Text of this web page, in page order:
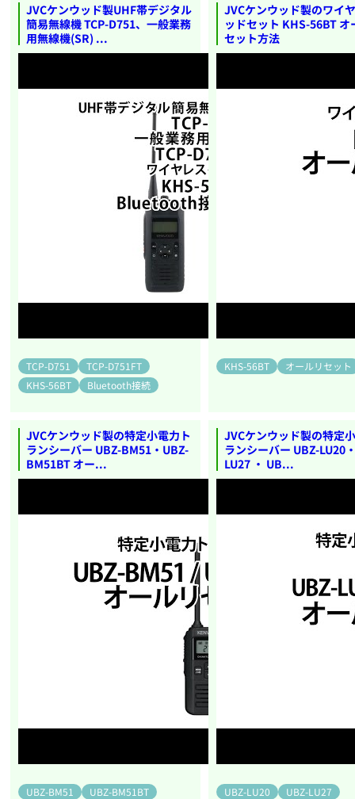
JVCケンウッド製UHF帯デジタル
簡易無線機 TCP-D751、一般業務
用無線機(SR) ...
TCP-D751
TCP-D751FT
KHS-56BT
Bluetooth接続
JVCケンウッド製のワイ
ッドセット KHS-56BT オ
セット方法
KHS-56BT オールリセット
JVCケンウッド製の特定小電力ト
ランシーバー UBZ-BM51・UBZ-
BM51BT オー...
UBZ-BM51
UBZ-BM51BT
JVCケンウッド製の特定
ランシーバー UBZ-LU20
LU27 ・ UB...
UBZ-LU20
UBZ-LU27